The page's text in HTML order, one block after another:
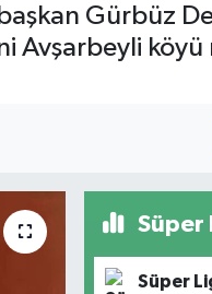
Gürbüz
Avşarbeyli köyü
Süper
Süper